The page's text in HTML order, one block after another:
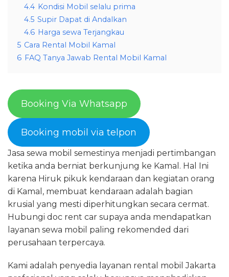
4.4 Kondisi Mobil selalu prima
4.5 Supir Dapat di Andalkan
4.6 Harga sewa Terjangkau
5 Cara Rental Mobil Kamal
6 FAQ Tanya Jawab Rental Mobil Kamal
Booking Via Whatsapp
Booking mobil via telpon
Jasa sewa mobil semestinya menjadi pertimbangan
ketika anda berniat berkunjung ke Kamal. Hal Ini
karena Hiruk pikuk kendaraan dan kegiatan orang
di Kamal, membuat kendaraan adalah bagian
krusial yang mesti diperhitungkan secara cermat.
Hubungi doc rent car supaya anda mendapatkan
layanan sewa mobil paling rekomended dari
perusahaan terpercaya.
Kami adalah penyedia layanan rental mobil Jakarta